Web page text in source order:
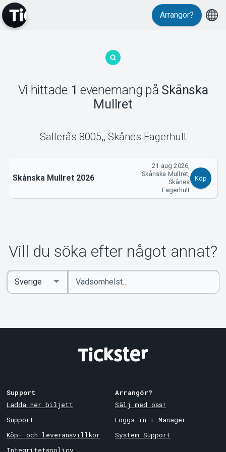
MyTickster
Support
Om Tickster
Arrangör?
Vi hittade 1 evenemang på Skånska
Mullret
Sällerås 8005,, Skånes Fagerhult
Skånska Mullret 2026
21 aug 2026,
Skånska Mullret,
Skånes
Fagerhult
Köp
Vill du söka efter något annat?
Ange
sökord
Select
Country
Support
Ladda ner biljett
Support
Köp- och leveransvillkor
Integritetspolicy
Arrangör?
Sälj med oss!
Logga in i Manager
System Support